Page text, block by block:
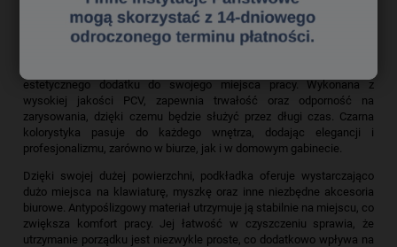
Bezpieczeństwo
estetycznego dodatku do swojego miejsca pracy. Wykonana z
wysokiej jakości PCV, zapewnia trwałość oraz odporność na
zarysowania, dzięki czemu będzie służyć przez długi czas. Czarna
kolorystyka pasuje do każdego wnętrza, dodając elegancji i
profesjonalizmu, zarówno w biurze, jak i w domowym gabinecie.
Dzięki swojej dużej powierzchni, podkładka oferuje wystarczająco
dużo miejsca na klawiaturę, myszkę oraz inne niezbędne akcesoria
biurowe. Antypoślizgowy materiał utrzymuje ją stabilnie na miejscu, co
zwiększa komfort pracy. Jej łatwość w czyszczeniu sprawia, że
utrzymanie porządku jest niezwykle proste, co dodatkowo wpływa na